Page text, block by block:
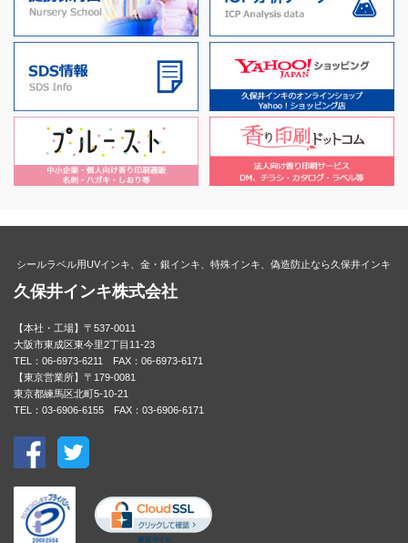
シールラベル用UVインキ、金・銀インキ、特殊インキ、偽造防止なら久保井インキ
久保井インキ株式会社
【本社・工場】〒537-0011
大阪市東成区東今里2丁目11-23
TEL：06-6973-6211 FAX：06-6973-6171
【東京営業所】〒179-0081
東京都練馬区北町5-10-21
TEL：03-6906-6155 FAX：03-6906-6171